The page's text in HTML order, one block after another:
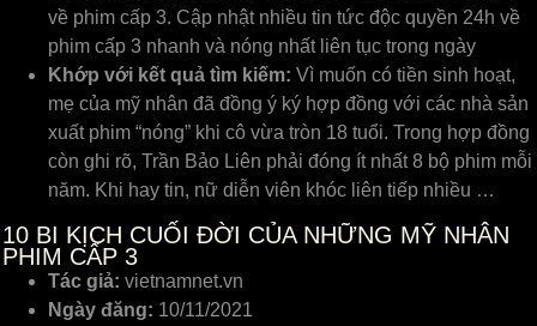
về phim cấp 3. Cập nhật nhiều tin tức độc quyền 24h về
phim cấp 3 nhanh và nóng nhất liên tục trong ngày
Khớp với kết quả tìm kiếm: Vì muốn có tiền sinh hoạt,
mẹ của mỹ nhân đã đồng ý ký hợp đồng với các nhà sản
xuất phim “nóng” khi cô vừa tròn 18 tuổi. Trong hợp đồng
còn ghi rõ, Trần Bảo Liên phải đóng ít nhất 8 bộ phim mỗi
năm. Khi hay tin, nữ diễn viên khóc liên tiếp nhiều …
10 BI KỊCH CUỐI ĐỜI CỦA NHỮNG MỸ NHÂN
PHIM CẤP 3
Tác giả: vietnamnet.vn
Ngày đăng: 10/11/2021